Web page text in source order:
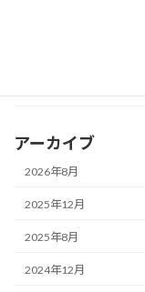
アーカイブ
2026年8月
2025年12月
2025年8月
2024年12月